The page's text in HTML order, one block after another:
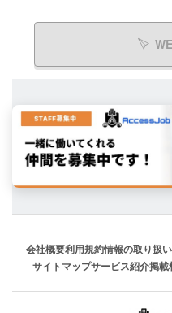
会社概要利用規約情報の取り扱
サイトマップサービス紹介掲載